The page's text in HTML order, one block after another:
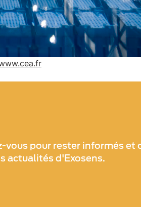
vous pour rester informés et
actualités d'Exosens.